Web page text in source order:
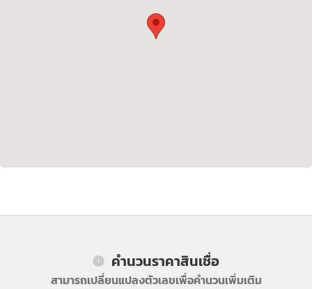
คำนวนราคาสินเชื่อ
สามารถเปลี่ยนแปลงตัวเลขเพื่อคำนวนเพิ่มเติม